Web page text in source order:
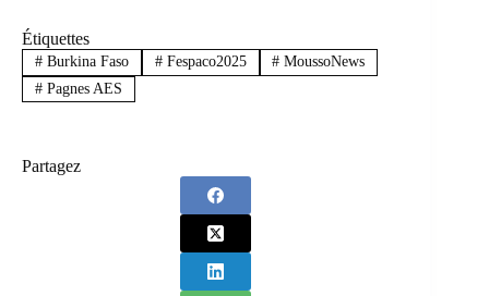
Étiquettes
#Burkina Faso #Fespaco2025 # MoussoNews
#Pagnes AES
Partagez